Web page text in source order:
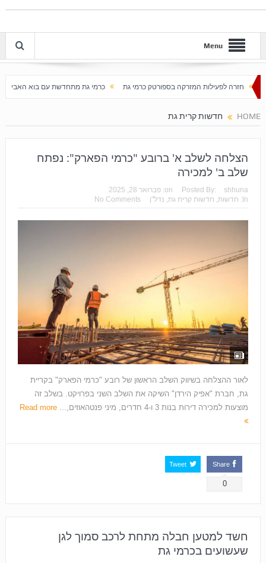
Menu
בספורטק כרמי גת כרמי גת מתחדשת עם בוא האביב עלייה חדה במחירי הדירות
HOME חדשות קרית גת
הצלחה לשלב א' ברובע "כרמי הפארק": נפתח
שלב ב' למכירה
Posted By: shhuna
on: פברואר 28, 2025
In:
חדשות, חדשות קרית גת, נדל"ן No Comments
לאור ההצלחה בשיווק השלב הראשון של רובע "כרמי הפארק" בקריית
גת, חברת "אפיק הירדן" השיקה את השלב השני בפרויקט. בשלב זה
מוצעות למכירה דירות בנות 3 ו-4 חדרים, מיני פנטהאוזים,...
Read more
Share
0
Tweet
חשד למטען חבלה מתחת לרכב סמוך לגן
שעשועים בכרמי גת